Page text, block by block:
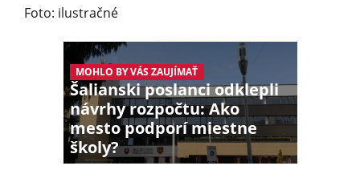
Foto: ilustračné
MOHLO BY VÁS ZAUJÍMAŤ
Šalianski poslanci odklepli
návrhy rozpočtu: Ako
mesto podporí miestne
školy?